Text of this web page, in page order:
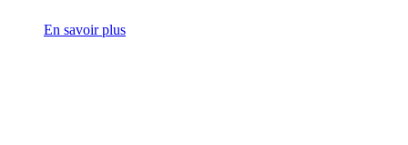
En savoir plus